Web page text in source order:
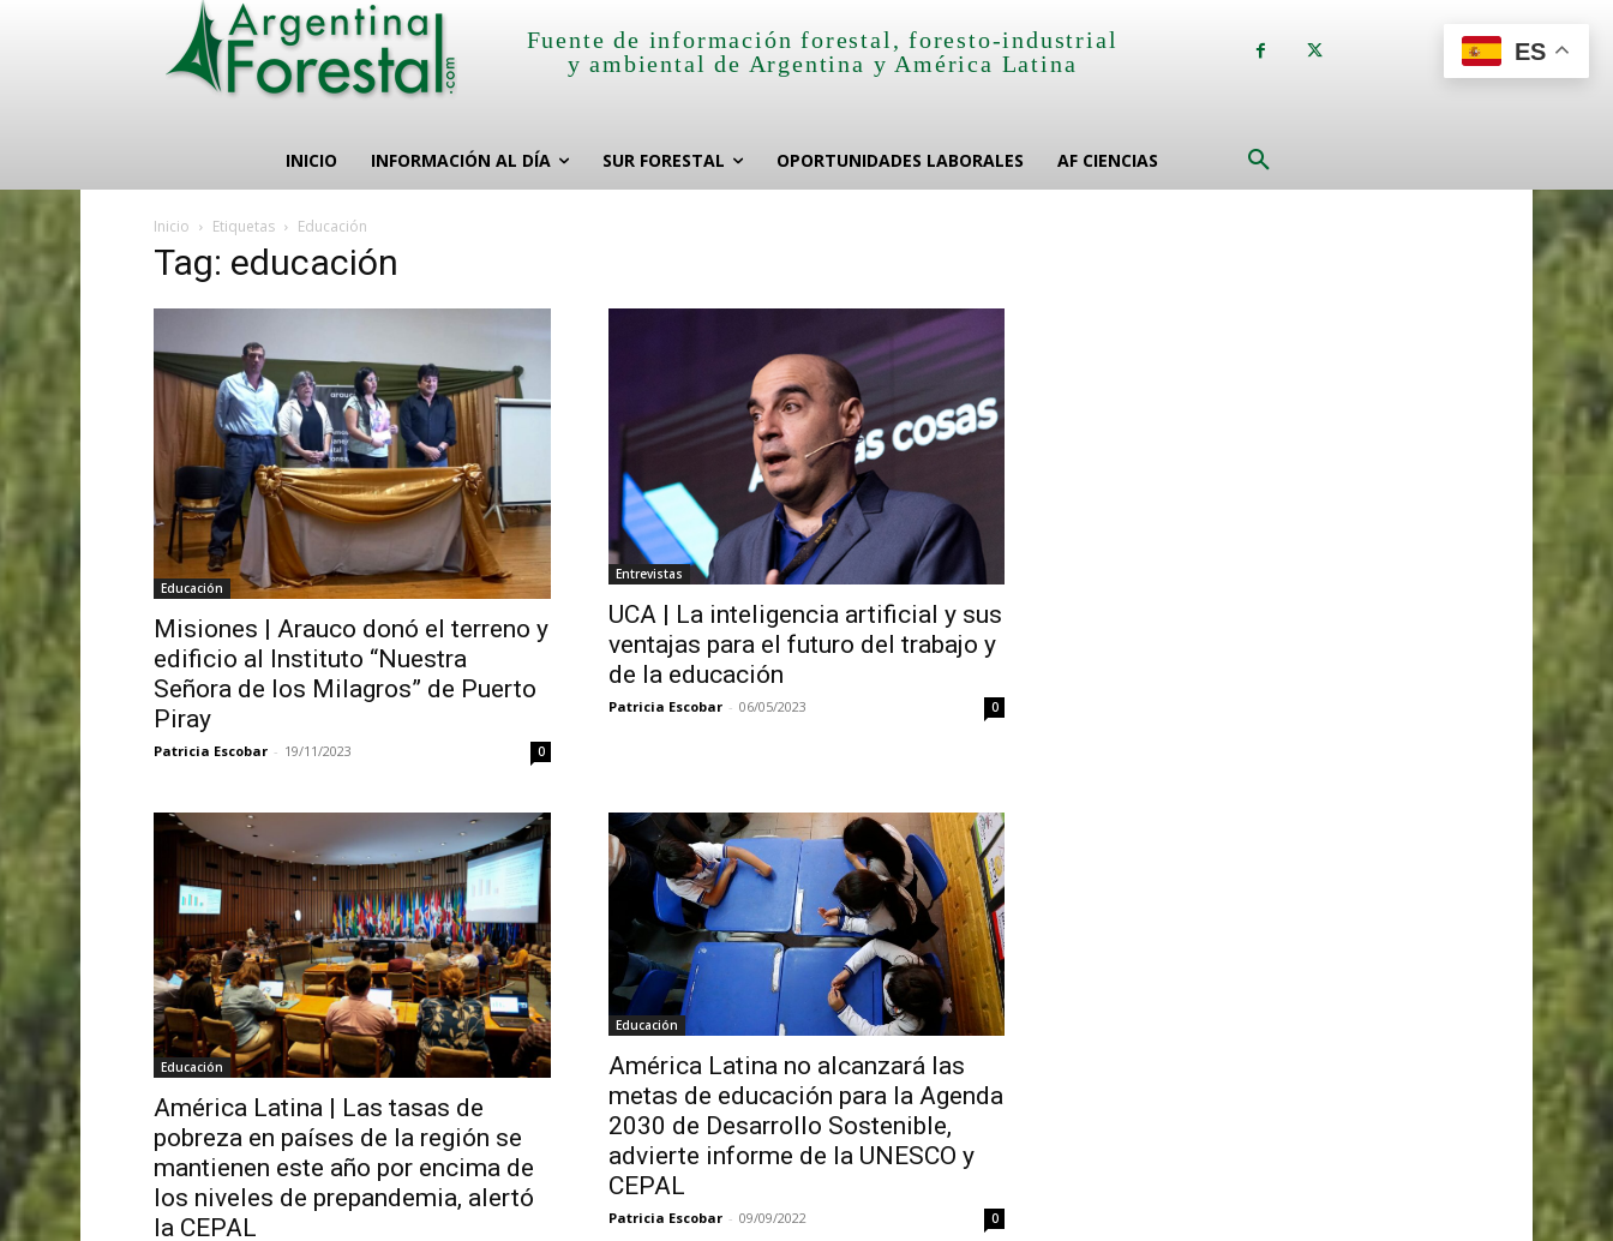
Fuente de información forestal, foresto-industrial
y ambiental de Argentina y América Latina
INICIO INFORMACIÓN AL DÍA SUR FORESTAL OPORTUNIDADES LABORALES AF CIENCIAS
Inicio Etiquetas Educación
Tag: educación
Educación
Misiones | Arauco donó el terreno y
edificio al Instituto “Nuestra
Señora de los Milagros” de Puerto
Piray
Patricia Escobar - 19/11/2023 0
Entrevistas
UCA | La inteligencia artificial y sus
ventajas para el futuro del trabajo y
de la educación
Patricia Escobar - 06/05/2023 0
Educación
América Latina | Las tasas de
pobreza en países de la región se
mantienen este año por encima de
los niveles de prepandemia, alertó
la CEPAL
Educación
América Latina no alcanzará las
metas de educación para la Agenda
2030 de Desarrollo Sostenible,
advierte informe de la UNESCO y
CEPAL
Patricia Escobar - 09/09/2022 0
ES